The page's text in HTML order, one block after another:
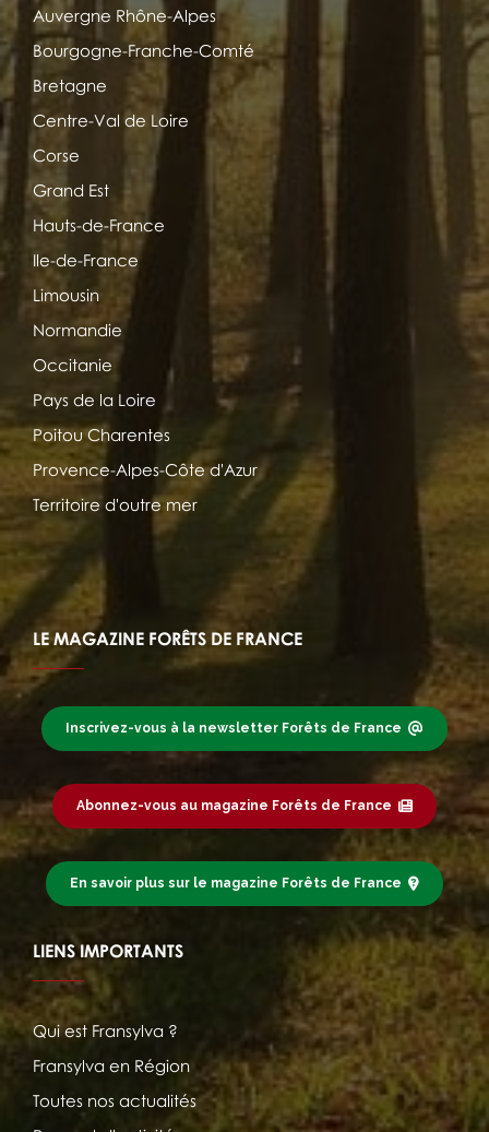
Auvergne Rhône-Alpes
Bourgogne-Franche-Comté
Bretagne
Centre-Val de Loire
Corse
Grand Est
Hauts-de-France
Ile-de-France
Limousin
Normandie
Occitanie
Pays de la Loire
Poitou Charentes
Provence-Alpes-Côte d'Azur
Territoire d'outre mer
LE MAGAZINE FORÊTS DE FRANCE
Inscrivez-vous à la newsletter Forêts de France
Abonnez-vous au magazine Forêts de France
En savoir plus sur le magazine Forêts de France
LIENS IMPORTANTS
Qui est Fransylva ?
Fransylva en Région
Toutes nos actualités